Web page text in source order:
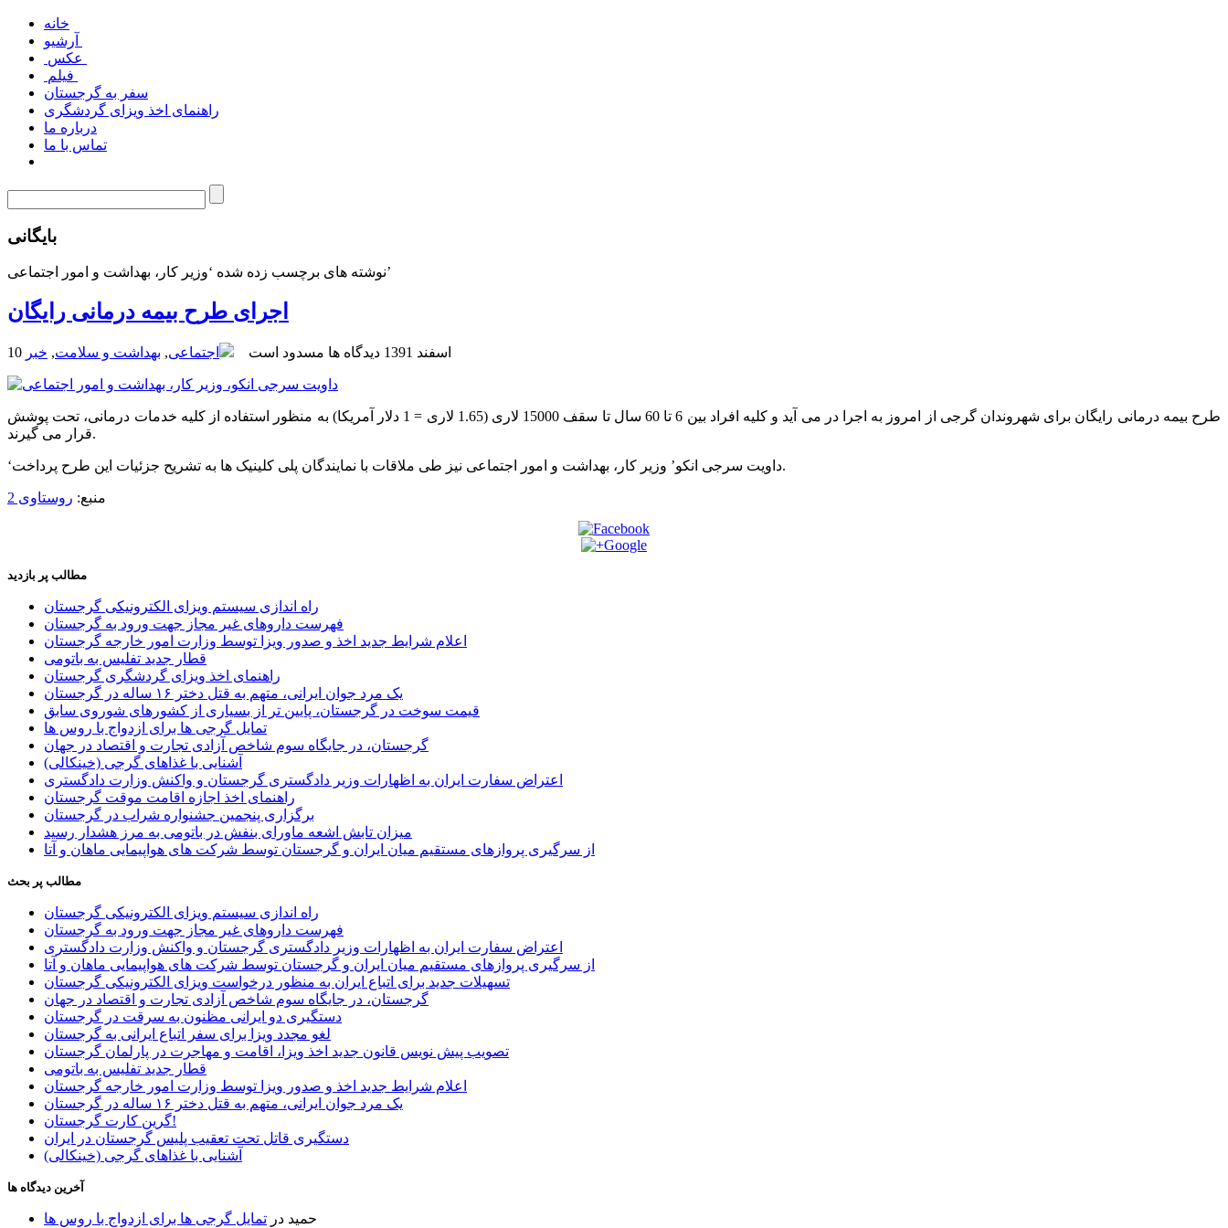
خانه
سفر به گرجستان
راهنمای اخذ ویزای گردشگری
درباره ما
تماس با ما
بایگانی
نوشته های برچسب زده شده ‘وزیر کار، بهداشت و امور اجتماعی’
اجرای طرح بیمه درمانی رایگان
10 اسفند 1391 دیدگاه ها مسدود است اجتماعی, بهداشت و سلامت, خبر
طرح بیمه درمانی رایگان برای شهروندان گرجی از امروز به اجرا در می آید و کلیه افراد بین 6 تا 60 سال تا سقف 15000 لاری (1.65 لاری = 1 دلار آمریکا) به منظور استفاده از کلیه خدمات درمانی، تحت پوشش
قرار می گیرند.
‘داویت سرجی انکو’ وزیر کار، بهداشت و امور اجتماعی نیز طی ملاقات با نمایندگان پلی کلینیک ها به تشریح جزئیات این طرح پرداخت.
منبع: روستاوی 2
مطالب پر بازدید
راه اندازی سیستم ویزای الکترونیکی گرجستان
فهرست داروهای غیر مجاز جهت ورود به گرجستان
اعلام شرایط جدید اخذ و صدور ویزا توسط وزارت امور خارجه گرجستان
قطار جدید تفلیس به باتومی
راهنمای اخذ ویزای گردشگری گرجستان
یک مرد جوان ایرانی، متهم به قتل دختر ۱۶ ساله در گرجستان
قیمت سوخت در گرجستان، پایین تر از بسیاری از کشورهای شوروی سابق
تمایل گرجی ها برای ازدواج با روس ها
گرجستان، در جایگاه سوم شاخص آزادی تجارت و اقتصاد در جهان
آشنایی با غذاهای گرجی (خینکالی)
اعتراض سفارت ایران به اظهارات وزیر دادگستری گرجستان و واکنش وزارت دادگستری
راهنمای اخذ اجازه اقامت موقت گرجستان
برگزاری پنجمین جشنواره شراب در گرجستان
میزان تابش اشعه ماورای بنفش در باتومی به مرز هشدار رسید
از سرگیری پروازهای مستقیم میان ایران و گرجستان توسط شرکت های هواپیمایی ماهان و آتا
مطالب پر بحث
راه اندازی سیستم ویزای الکترونیکی گرجستان
فهرست داروهای غیر مجاز جهت ورود به گرجستان
اعتراض سفارت ایران به اظهارات وزیر دادگستری گرجستان و واکنش وزارت دادگستری
از سرگیری پروازهای مستقیم میان ایران و گرجستان توسط شرکت های هواپیمایی ماهان و آتا
تسهیلات جدید برای اتباع ایران به منظور درخواست ویزای الکترونیکی گرجستان
گرجستان، در جایگاه سوم شاخص آزادی تجارت و اقتصاد در جهان
دستگیری دو ایرانی مظنون به سرقت در گرجستان
لغو مجدد ویزا برای سفر اتباع ایرانی به گرجستان
تصویب پیش نویس قانون جدید اخذ ویزا، اقامت و مهاجرت در پارلمان گرجستان
قطار جدید تفلیس به باتومی
اعلام شرایط جدید اخذ و صدور ویزا توسط وزارت امور خارجه گرجستان
یک مرد جوان ایرانی، متهم به قتل دختر ۱۶ ساله در گرجستان
گرین کارت گرجستان!
دستگیری قاتل تحت تعقیب پلیس گرجستان در ایران
آشنایی با غذاهای گرجی (خینکالی)
آخرین دیدگاه ها
حمید در تمایل گرجی ها برای ازدواج با روس ها